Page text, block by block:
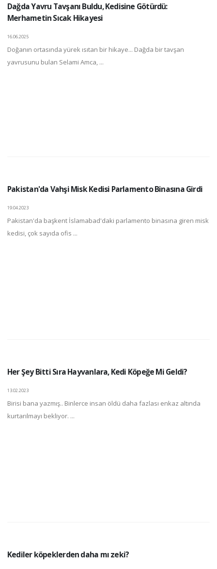
Dağda Yavru Tavşanı Buldu, Kedisine Götürdü:
Merhametin Sıcak Hikayesi
16.06.2025
Doğanın ortasında yürek ısıtan bir hikaye... Dağda bir tavşan
yavrusunu bulan Selami Amca, ...
Pakistan'da Vahşi Misk Kedisi Parlamento Binasına Girdi
19.04.2023
Pakistan'da başkent İslamabad'daki parlamento binasına giren misk
kedisi, çok sayıda ofis ...
Her Şey Bitti Sıra Hayvanlara, Kedi Köpeğe Mi Geldi?
13.02.2023
Birisi bana yazmış.. Binlerce insan öldü daha fazlası enkaz altında
kurtarılmayı bekliyor. ...
Kediler köpeklerden daha mı zeki?